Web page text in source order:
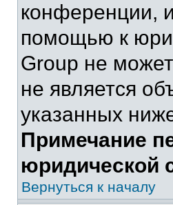
конференции,
помощью к
Group не
не является
указанных
Примечание
юридической
Вернуться к началу